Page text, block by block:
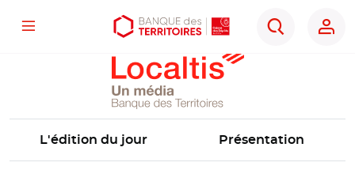
Aller
Aller
Ouvrir
d'accessibilité
Menu
Rechercher
Localtis
L'édition du jour Présentation